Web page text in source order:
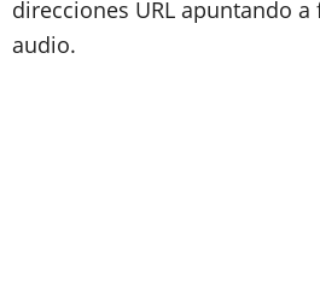
direcciones URL apuntando
audio.